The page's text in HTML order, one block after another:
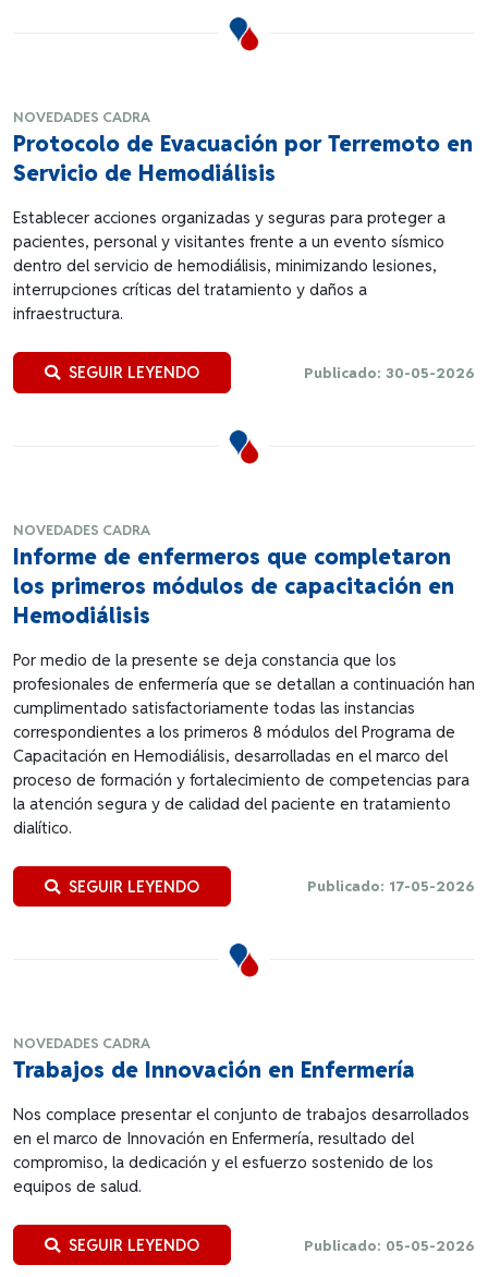
NOVEDADES CADRA
Protocolo de Evacuación por Terremoto en
Servicio de Hemodiálisis
Establecer acciones organizadas y seguras para proteger a
pacientes, personal y visitantes frente a un evento sísmico
dentro del servicio de hemodiálisis, minimizando lesiones,
interrupciones críticas del tratamiento y daños a
infraestructura.
SEGUIR LEYENDO Publicado: 30-05-2026
NOVEDADES CADRA
Informe de enfermeros que completaron
los primeros módulos de capacitación en
Hemodiálisis
Por medio de la presente se deja constancia que los
profesionales de enfermería que se detallan a continuación han
cumplimentado satisfactoriamente todas las instancias
correspondientes a los primeros 8 módulos del Programa de
Capacitación en Hemodiálisis, desarrolladas en el marco del
proceso de formación y fortalecimiento de competencias para
la atención segura y de calidad del paciente en tratamiento
dialítico.
SEGUIR LEYENDO Publicado: 17-05-2026
NOVEDADES CADRA
Trabajos de Innovación en Enfermería
Nos complace presentar el conjunto de trabajos desarrollados
en el marco de Innovación en Enfermería, resultado del
compromiso, la dedicación y el esfuerzo sostenido de los
equipos de salud.
SEGUIR LEYENDO Publicado: 05-05-2026